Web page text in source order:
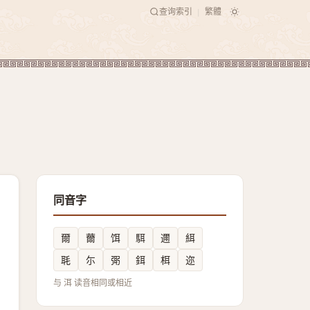
查询索引 繁體
同音字
爾 薾 饵 駬 邇
䋙
毦
尓 㢽 鉺 栮 迩
与 洱 读音相同或相近